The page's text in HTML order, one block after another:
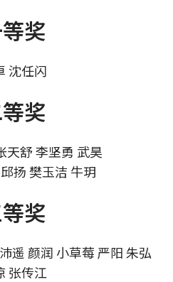
奖
沈任闪
奖
天舒 李坚勇 武昊
扬 樊玉洁 牛玥
奖
遥 颜润 小草莓 严阳 朱弘
张传江